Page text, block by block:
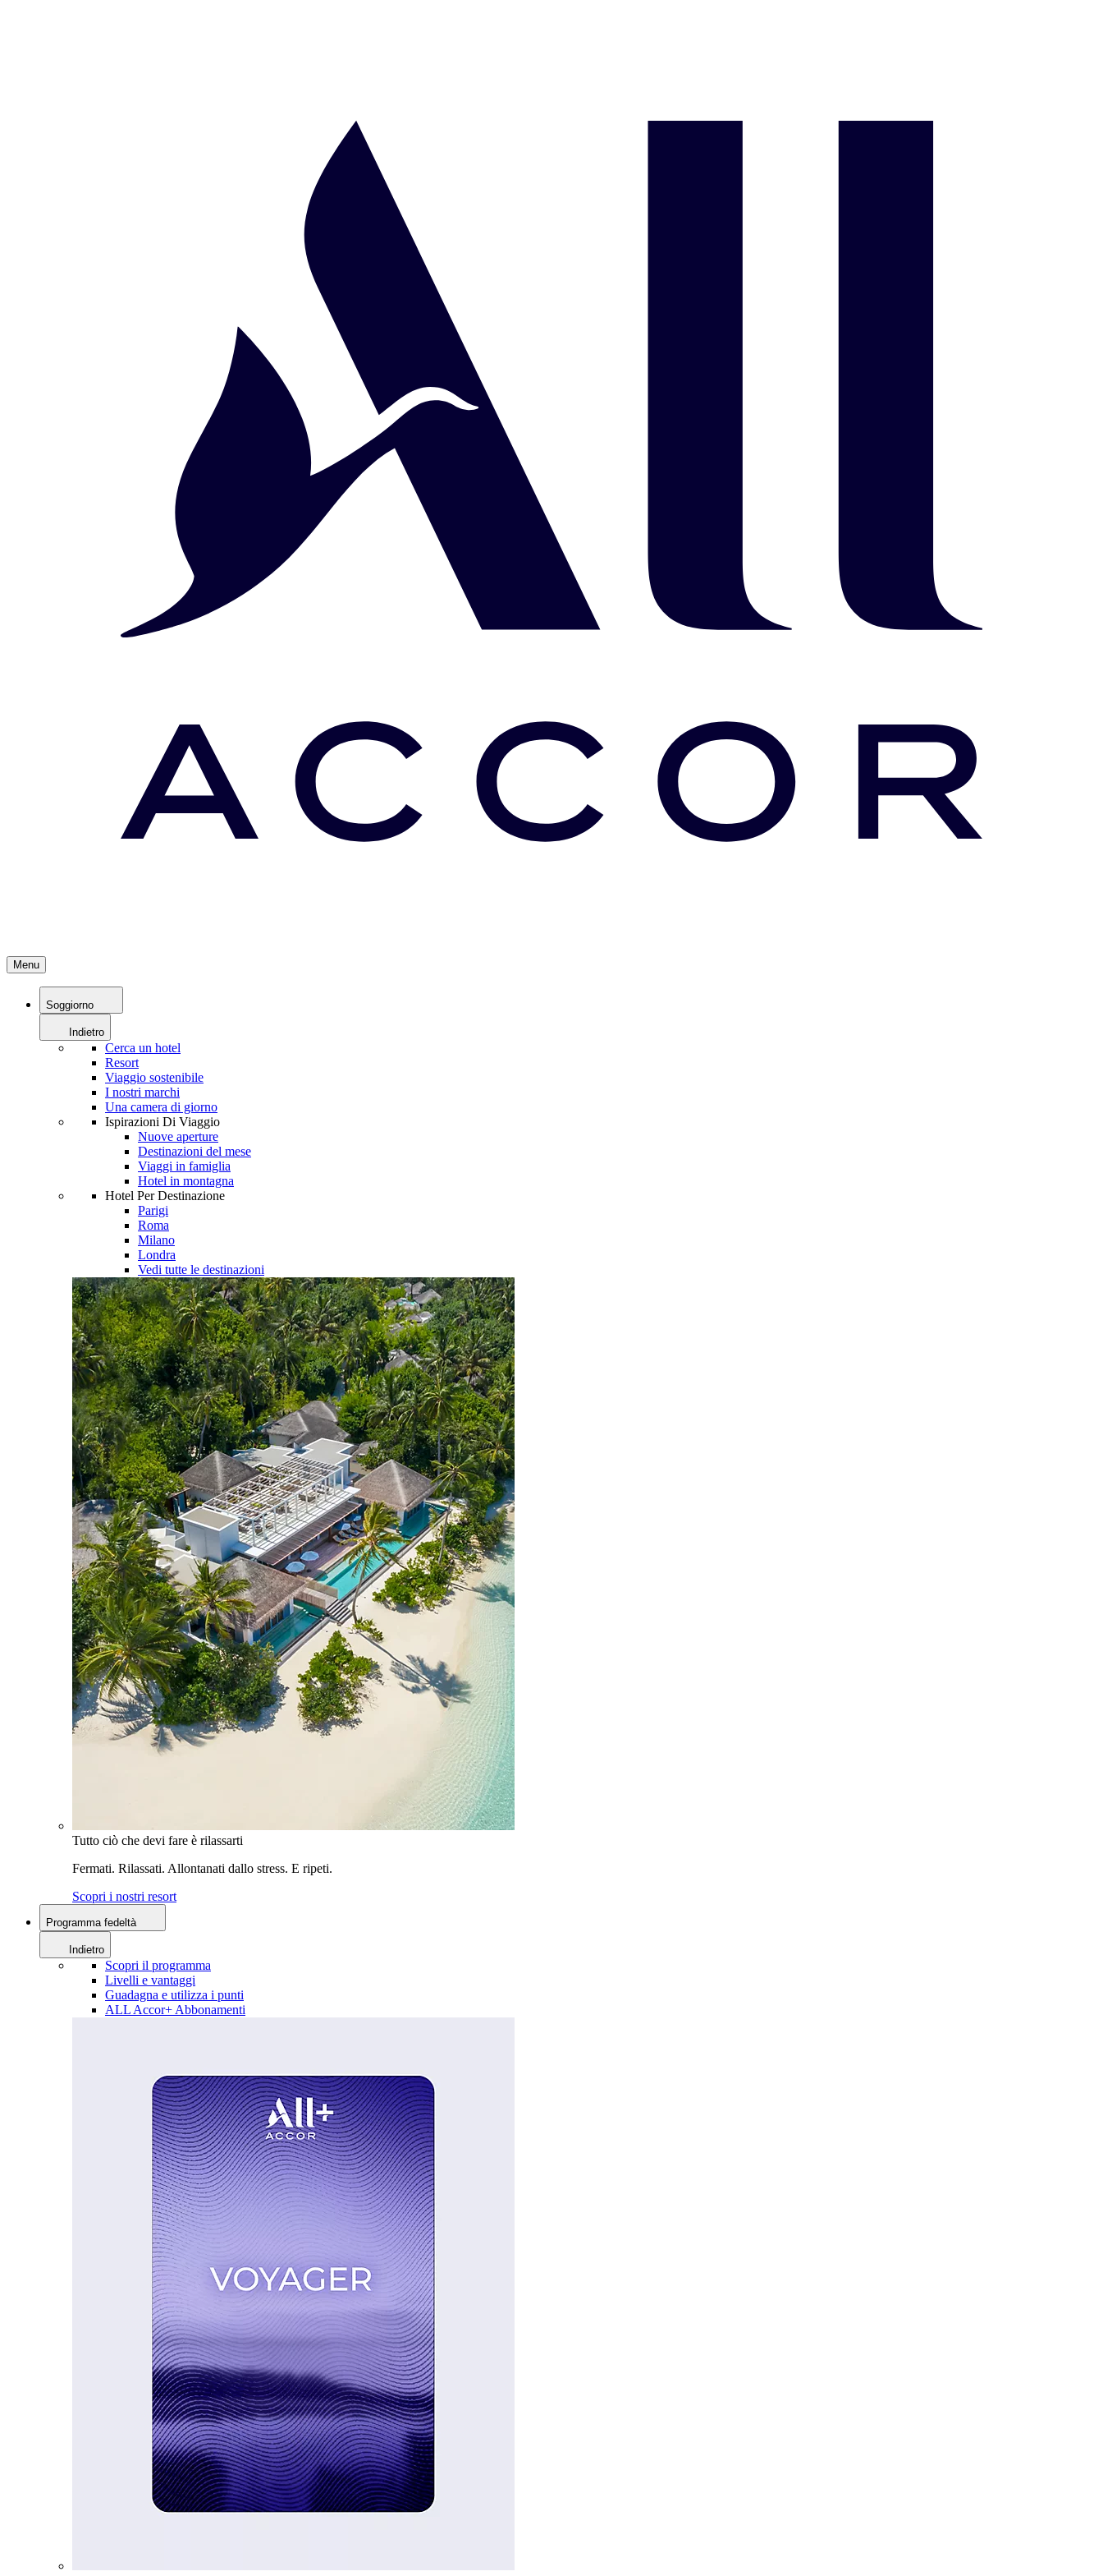
Menu
Soggiorno
Indietro
Cerca un hotel
Resort
Viaggio sostenibile
I nostri marchi
Una camera di giorno
Ispirazioni Di Viaggio
Nuove aperture
Destinazioni del mese
Viaggi in famiglia
Hotel in montagna
Hotel Per Destinazione
Parigi
Roma
Milano
Londra
Vedi tutte le destinazioni
Tutto ciò che devi fare è rilassarti
Fermati. Rilassati. Allontanati dallo stress. E ripeti.
Scopri i nostri resort
Programma fedeltà
Indietro
Scopri il programma
Livelli e vantaggi
Guadagna e utilizza i punti
ALL Accor+ Abbonamenti